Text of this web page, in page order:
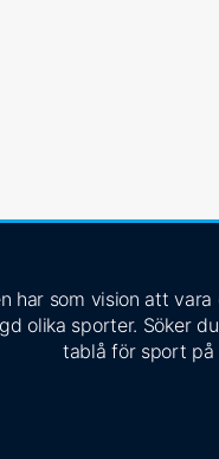
har som vision att
olika sporter. Söker
tablå för sport på